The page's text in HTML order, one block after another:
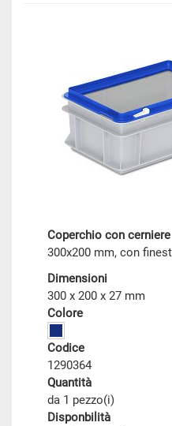
Coperchio con cerniere
300x200 mm, con
Dimensioni
300 x 200 x 27 mm
Colore
Codice
1290364
Quantità
da 1 pezzo(i)
Disponbilità